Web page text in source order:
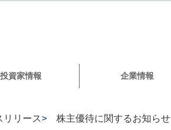
投資家情報 企業情報
リリース> 株主優待に関するお知らせ